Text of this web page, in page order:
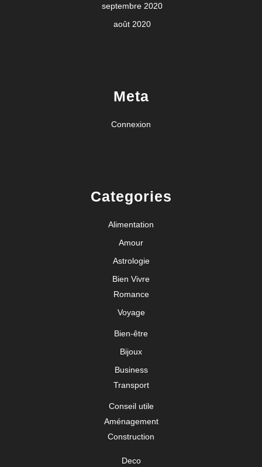
septembre 2020
août 2020
Meta
Connexion
Categories
Alimentation
Amour
Astrologie
Bien Vivre
Romance
Voyage
Bien-être
Bijoux
Business
Transport
Conseil utile
Aménagement
Construction
Deco